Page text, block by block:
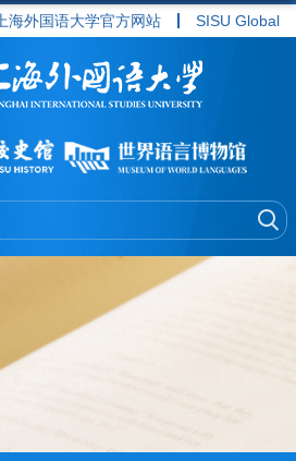
上海外国语大学官方网站 SISU Global